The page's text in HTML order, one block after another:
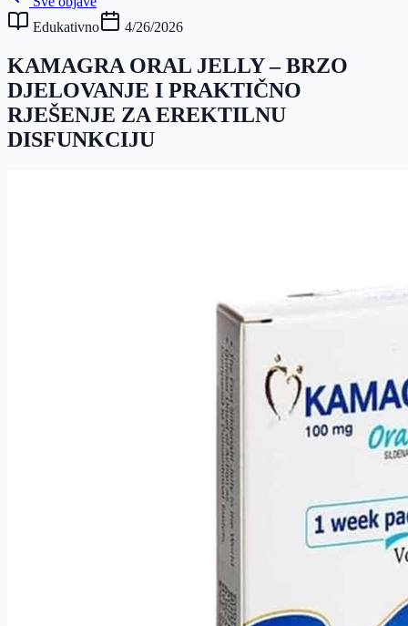
Edukativno
4/26/2026
KAMAGRA ORAL JELLY – BRZO
DJELOVANJE I PRAKTIČNO
RJEŠENJE ZA EREKTILNU
DISFUNKCIJU